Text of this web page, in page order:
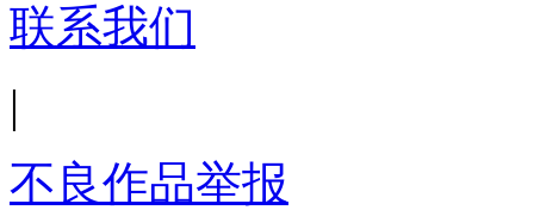
联系我们
|
不良作品举报